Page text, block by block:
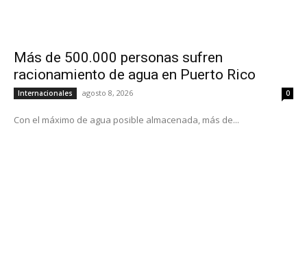
Más de 500.000 personas sufren
racionamiento de agua en Puerto Rico
Internacionales agosto 8, 2026 0
Con el máximo de agua posible almacenada, más de...